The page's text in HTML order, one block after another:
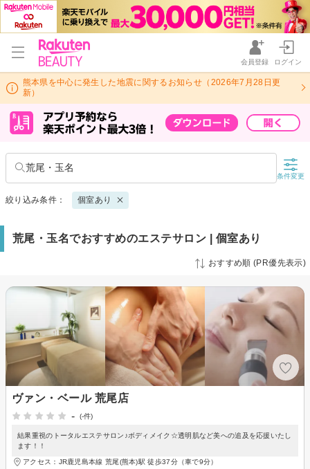
会員登録 ログイン
熊本県を中心に発生した地震に関するお知らせ（2026年7月28日更
新）
荒尾・玉名
条件変更
絞り込み条件： 個室あり
荒尾・玉名でおすすめのエステサロン | 個室あり
おすすめ順 (PR優先表示)
ヴァン・ベール 荒尾店
-
(-件)
結果重視のトータルエステサロン♪ボディメイク☆透明肌など美への追及を応援いたし
ます！！
アクセス：JR鹿児島本線 荒尾(熊本)駅 徒歩37分（車で9分）